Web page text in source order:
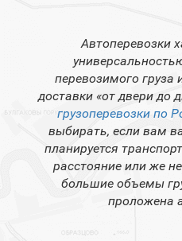
Автоперевозки
перевозимого
доставки «от двери до
грузоперевозки по
выбирать, если вам
планируется
расстояние или же
большие объемы
проложена